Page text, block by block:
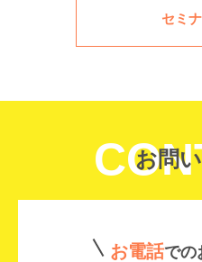
セミ
お問
お電話での